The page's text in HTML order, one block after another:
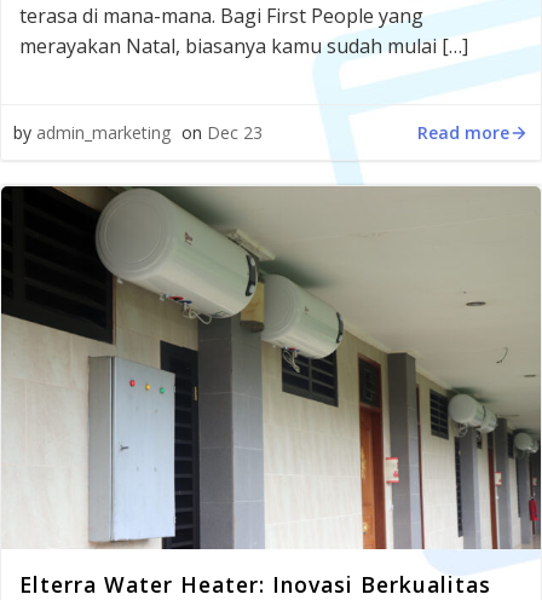
terasa di mana-mana. Bagi First People yang
merayakan Natal, biasanya kamu sudah mulai […]
by admin_marketing on Dec 23 Read more
Elterra Water Heater: Inovasi Berkualitas